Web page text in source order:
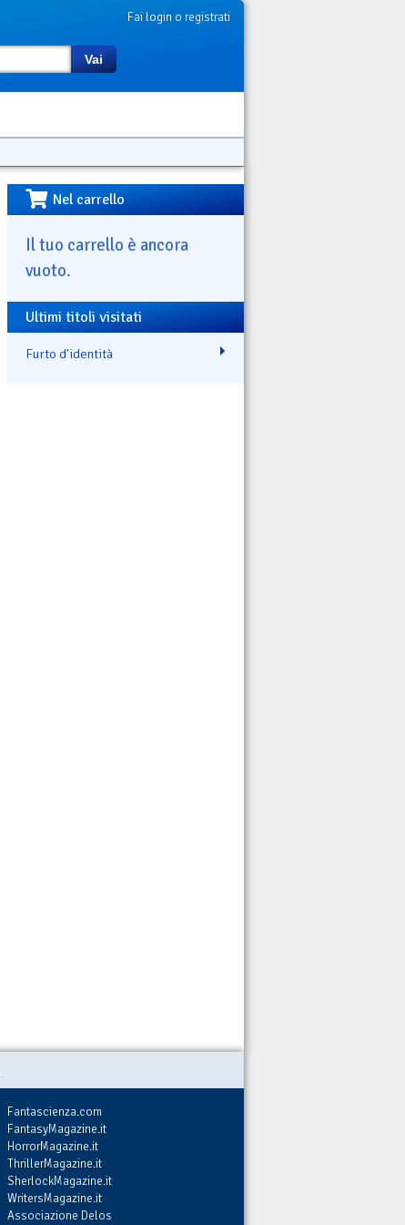
Fai login o registrati
Vai
Nel carrello
Il tuo carrello è ancora
vuoto.
Ultimi titoli visitati
Furto d'identità
Fantascienza.com
FantasyMagazine.it
HorrorMagazine.it
ThrillerMagazine.it
SherlockMagazine.it
WritersMagazine.it
Associazione Delos